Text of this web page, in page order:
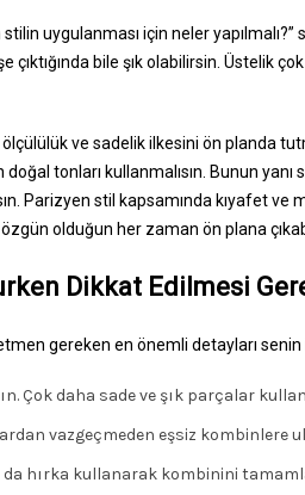
uygulanması için neler
çıktığında bile şık olabilirsin. Üstelik
ve sadelik ilkesini ön planda
doğal tonları kullanmalısın. Bunun
Parizyen stil kapsamında kıyafet ve
olduğun her zaman ön plana
Dikkat Edilmesi
gereken en önemli detayları senin
Çok daha sade ve şık parçalar
vazgeçmeden eşsiz kombinlere
da hırka kullanarak kombinini